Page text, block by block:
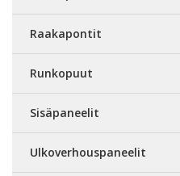
Raakapontit
Runkopuut
Sisäpaneelit
Ulkoverhouspaneelit